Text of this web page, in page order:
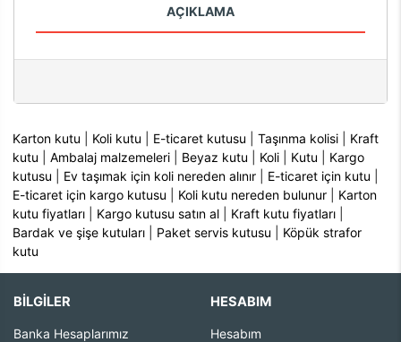
AÇIKLAMA
Karton kutu Koli kutu E-ticaret kutusu |Taşınma kolisi
Kraft
kutu |Ambalaj malzemeleri Beyaz kutu Koli Kutu
Kargo
kutusu
Ev taşımak için koli nereden alınır E-ticaret için kutu
E-ticaret için kargo kutusu
Koli kutu nereden bulunur
Karton
kutu fiyatları
Kargo kutusu satın al Kraft kutu fiyatları
Bardak ve şişe kutuları
Paket servis kutusu
Köpük strafor
kutu
BİLGİLER
Banka Hesaplarımız
HESABIM
Hesabım